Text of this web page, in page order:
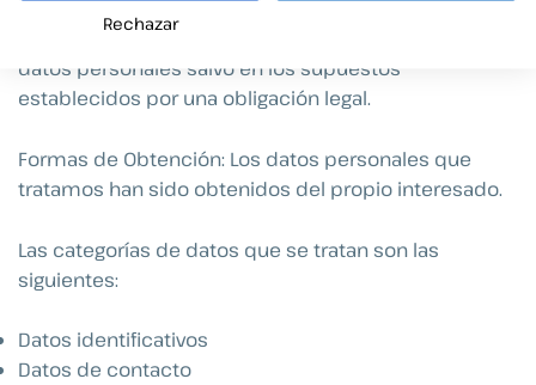
Destinatarios: No está prevista la comunicación de
datos personales salvo en los supuestos
establecidos por una obligación legal.
Formas de Obtención: Los datos personales que
tratamos han sido obtenidos del propio interesado.
Las categorías de datos que se tratan son las
siguientes:
Datos identificativos
Datos de contacto
Rechazar